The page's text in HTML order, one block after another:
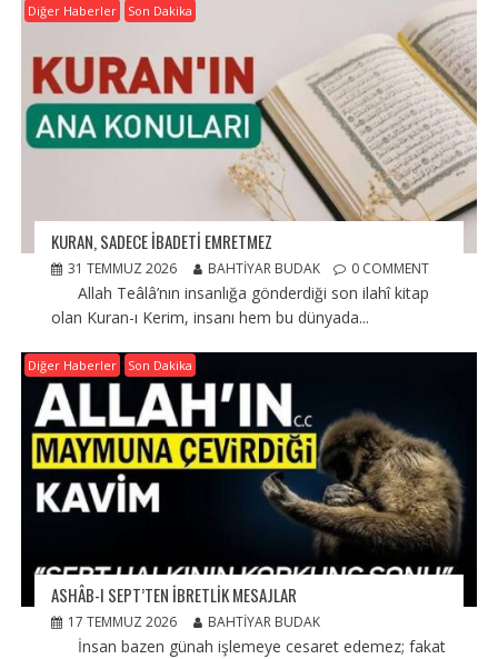
Diğer Haberler Son Dakika
KURAN, SADECE İBADETİ EMRETMEZ
31 TEMMUZ 2026 BAHTIYAR BUDAK 0 COMMENT
Allah Teâlâ’nın insanlığa gönderdiği son ilahî kitap
olan Kuran-ı Kerim, insanı hem bu dünyada...
Diğer Haberler Son Dakika
ASHÂB-I SEPT’TEN İBRETLİK MESAJLAR
17 TEMMUZ 2026 BAHTIYAR BUDAK
İnsan bazen günah işlemeye cesaret edemez; fakat